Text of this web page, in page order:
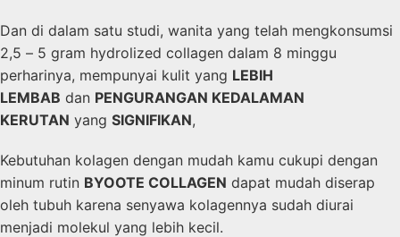
Dan di dalam satu studi, wanita yang telah mengkonsumsi
2,5 – 5 gram hydrolized collagen dalam 8 minggu
perharinya, mempunyai kulit yang LEBIH
LEMBAB dan PENGURANGAN KEDALAMAN
KERUTAN yang SIGNIFIKAN,
Kebutuhan kolagen dengan mudah kamu cukupi dengan
minum rutin BYOOTE COLLAGEN dapat mudah diserap
oleh tubuh karena senyawa kolagennya sudah diurai
menjadi molekul yang lebih kecil.